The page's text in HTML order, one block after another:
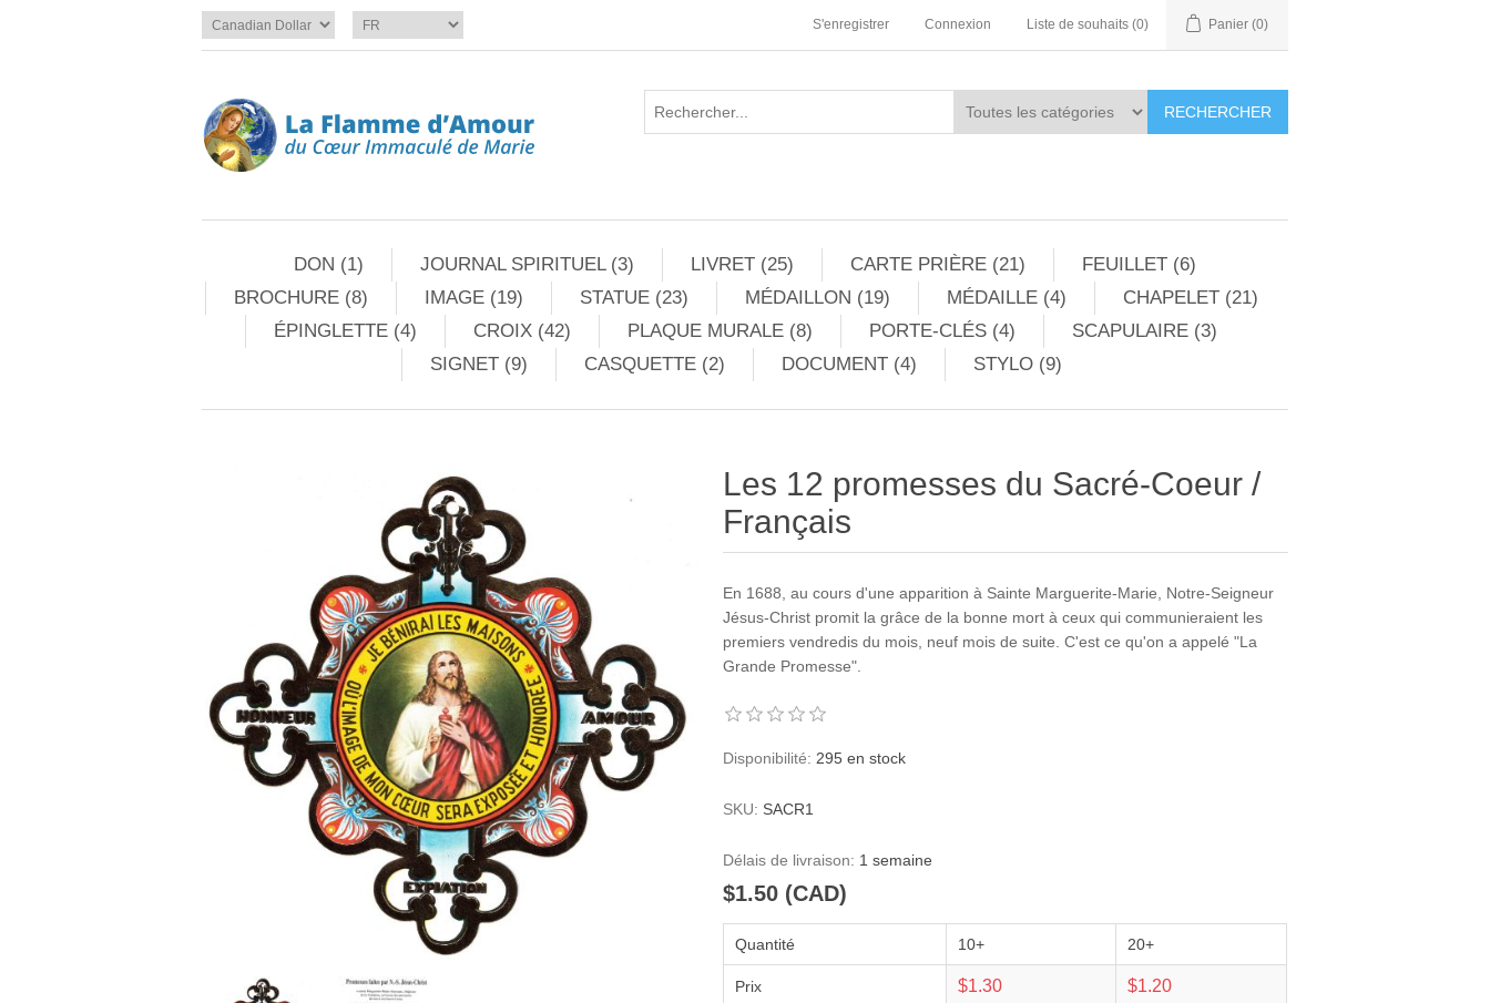
S'enregistrer Connexion Liste de souhaits (0) Panier (0)
RECHERCHER
DON (1) JOURNAL SPIRITUEL (3) LIVRET (25) CARTE PRIÈRE (21)
FEUILLET (6)
BROCHURE (8)
IMAGE (19) STATUE (23) MÉDAILLON (19) MÉDAILLE (4)
CHAPELET (21)
ÉPINGLETTE (4)
CROIX (42) PLAQUE MURALE (8) PORTE-CLÉS (4)
SCAPULAIRE (3)
SIGNET (9)
CASQUETTE (2) DOCUMENT (4) STYLO (9)
Les 12 promesses du Sacré-Coeur /
Français
En 1688, au cours d'une apparition à Sainte Marguerite-Marie, Notre-Seigneur
Jésus-Christ promit la grâce de la bonne mort à ceux qui communieraient les
premiers vendredis du mois, neuf mois de suite. C'est ce qu'on a appelé "La
Grande Promesse".
Disponibilité: 295 en stock
SKU: SACR1
Délais de livraison: 1 semaine
$1.50 (CAD)
Quantité 10+ 20+
Prix $1.30 $1.20